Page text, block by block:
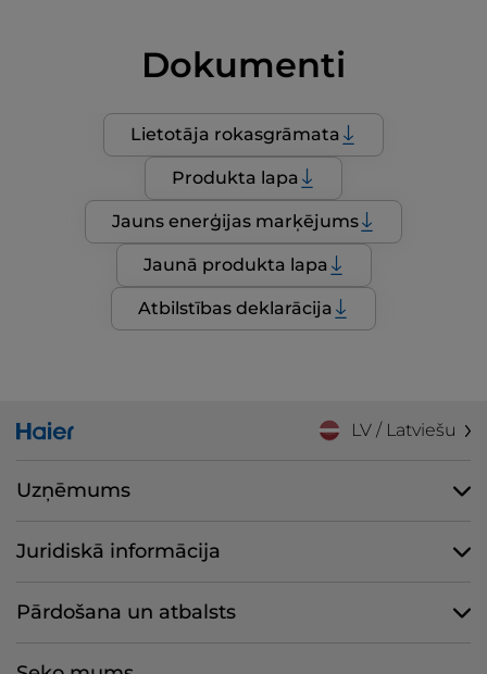
Dokumenti
Lietotāja rokasgrāmata
Produkta lapa
Jauns enerģijas marķējums
Jaunā produkta lapa
Atbilstības deklarācija
LV / Latviešu
Uzņēmums
Juridiskā informācija
Pārdošana un atbalsts